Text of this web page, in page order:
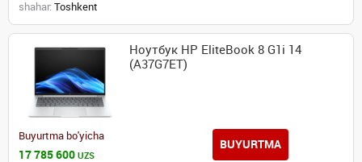
shahar: Toshkent
Ноутбук HP EliteBook 8 G1i 14
(A37G7ET)
Buyurtma bo'yicha
17 785 600 UZS
BUYURTMA